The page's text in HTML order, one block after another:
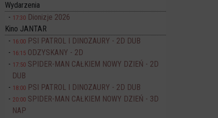
Wydarzenia
17:30 Dionizje 2026
Kino JANTAR
16:00 PSI PATROL I DINOZAURY - 2D DUB
16:15 ODZYSKANY - 2D
17:50 SPIDER-MAN CAŁKIEM NOWY DZIEŃ - 2D
DUB
18:00 PSI PATROL I DINOZAURY - 2D DUB
20:00 SPIDER-MAN CAŁKIEM NOWY DZIEŃ - 3D
NAP